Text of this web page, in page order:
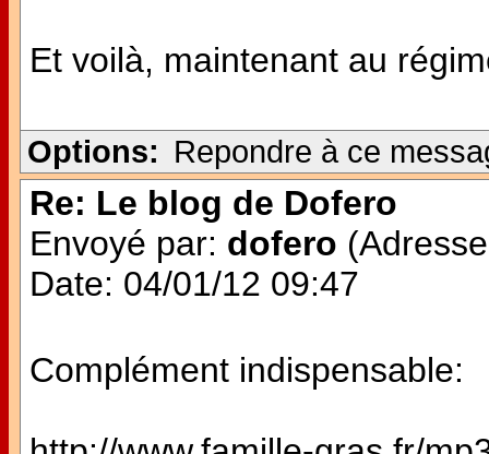
Et voilà, maintenant au
Options: Repondre à ce
Re: Le blog de Dofero
Envoyé par: dofero
Date: 04/01/12 09:47
Complément indispensable: